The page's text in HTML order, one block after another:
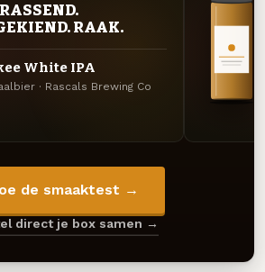
RAAK.
White IPA
· Rascals Brewing Co
de smaaktest →
direct je box samen →